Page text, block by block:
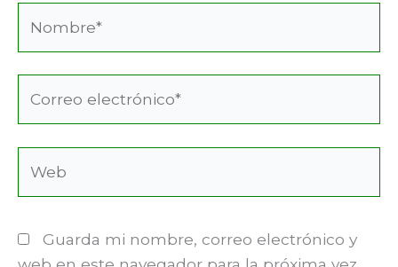
electrónico*
Guarda mi nombre, correo electrónico y